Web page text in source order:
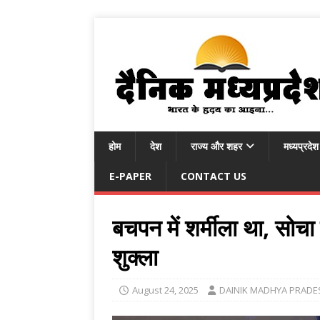
होम देश राज्य और शहर मध्यप्रदेश
E-PAPER CONTACT US
बचपन में शर्मीला था,
शुक्ला
August 24, 2025 DAINIK MADHYA